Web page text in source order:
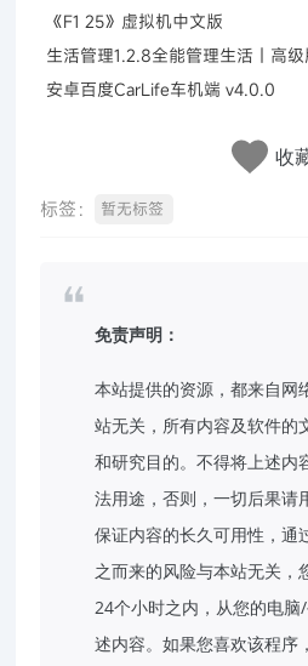
《F1 25》虚拟机中文版
生活管理1.2.8全能管理生活｜高级
安卓百度CarLife车机端 v4.0.0
收
标签： 暂无标签
免责声明：
本站提供的资源，都来自网
站无关，所有内容及软件的
和研究目的。不得将上述内
法用途，否则，一切后果请
保证内容的长久可用性，通
之而来的风险与本站无关，
24个小时之内，从您的电脑
述内容。如果您喜欢该程序